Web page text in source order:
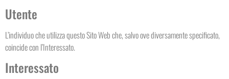
Utente
L’individuo che utilizza questo Sito Web che, salvo ove diversamente specificato,
coincide con l’Interessato.
Interessato